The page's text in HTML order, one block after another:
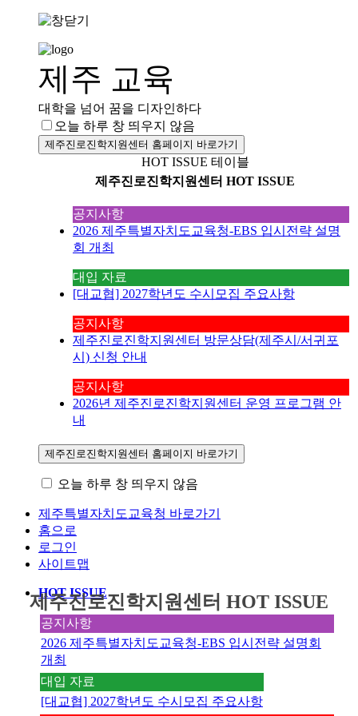
제주 교육
대학을 넘어 꿈을 디자인하다
오늘 하루 창 띄우지 않음
제주진로진학지원센터 홈페이지 바로가기
HOT ISSUE 테이블
제주진로진학지원센터 HOT ISSUE
공지사항
2026 제주특별자치도교육청-EBS 입시전략 설명
회 개최
대입 자료
[대교협] 2027학년도 수시모집 주요사항
공지사항
제주진로진학지원센터 방문상담(제주시/서귀포
시) 신청 안내
공지사항
2026년 제주진로진학지원센터 운영 프로그램 안
내
제주진로진학지원센터 홈페이지 바로가기
오늘 하루 창 띄우지 않음
제주특별자치도교육청 바로가기
홈으로
로그인
사이트맵
HOT ISSUE
제주진로진학지원센터 HOT ISSUE
공지사항
2026 제주특별자치도교육청-EBS 입시전략 설명회
개최
대입 자료
[대교협] 2027학년도 수시모집 주요사항